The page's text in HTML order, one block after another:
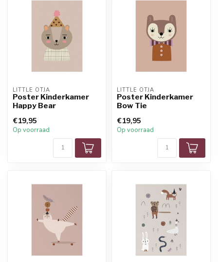
LITTLE OTJA
Poster Kinderkamer
Happy Bear
€19,95
Op voorraad
LITTLE OTJA
Poster Kinderkamer
Bow Tie
€19,95
Op voorraad